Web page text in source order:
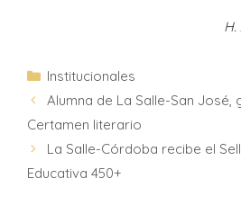
Institucionales
Alumna de La Salle-San José,
Certamen literario
La Salle-Córdoba recibe el
Educativa 450+